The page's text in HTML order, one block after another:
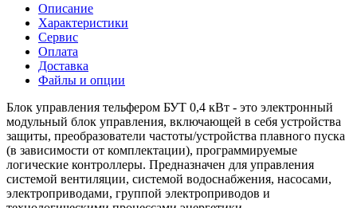
Описание
Характеристики
Сервис
Оплата
Доставка
Файлы и опции
Блок управления тельфером БУТ 0,4 кВт - это электронный
модульный блок управления, включающей в себя устройства
защиты, преобразователи частоты/устройства плавного пуска
(в зависимости от комплектации), программируемые
логические контроллеры. Предназначен для управления
системой вентиляции, системой водоснабжения, насосами,
электроприводами, группой электроприводов и